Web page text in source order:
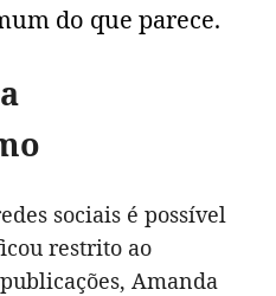
do que parece.
sociais é possível
restrito ao
Amanda